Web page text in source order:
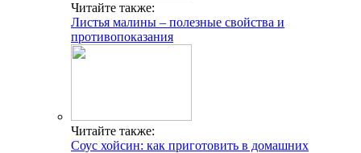
Читайте также:
Листья малины – полезные свойства и
противопоказания
Читайте также:
Соус хойсин: как приготовить в домашних